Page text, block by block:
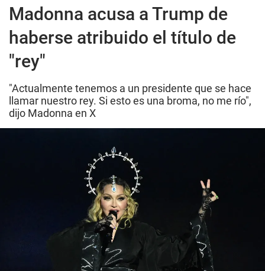
Madonna acusa a Trump de
haberse atribuido el título de
"rey"
"Actualmente tenemos a un presidente que se hace
llamar nuestro rey. Si esto es una broma, no me río",
dijo Madonna en X